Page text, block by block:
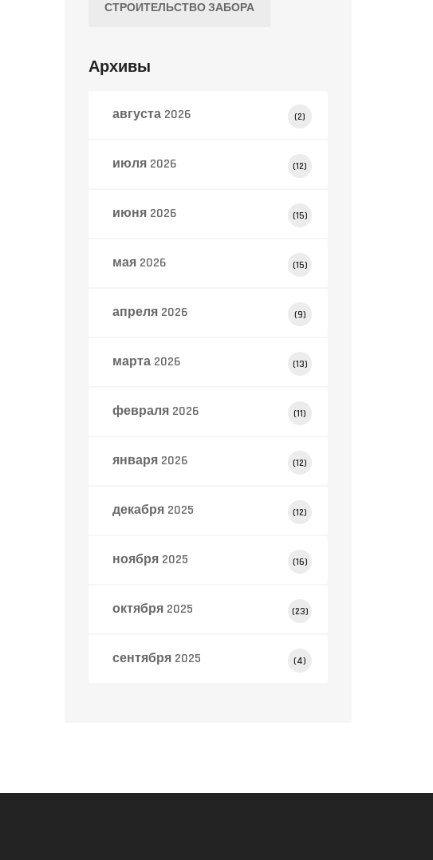
СТРОИТЕЛЬСТВО ЗАБОРА
Архивы
августа 2026 (2)
июля 2026 (12)
июня 2026 (15)
мая 2026 (15)
апреля 2026 (9)
марта 2026 (13)
февраля 2026 (11)
января 2026 (12)
декабря 2025 (12)
ноября 2025 (16)
октября 2025 (23)
сентября 2025 (4)